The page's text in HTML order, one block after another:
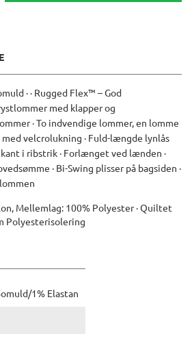
· · Rugged Flex™ – God
med klapper og
· To indvendige lommer, en lomme
velcrolukning · Fuld-længde lynlås
i ribstrik · Forlænget ved lænden ·
· Bi-Swing plisser på bagsiden ·
Mellemlag: 100% Polyester · Quiltet
Polyesterisolering
1% Elastan